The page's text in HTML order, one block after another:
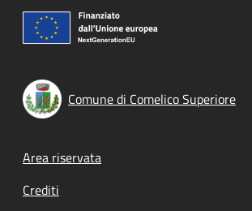
Comune di Comelico Superiore
Footer menu
Area riservata
Crediti